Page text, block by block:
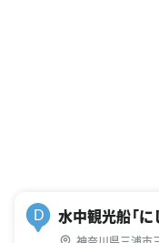
D 水中観光船「に